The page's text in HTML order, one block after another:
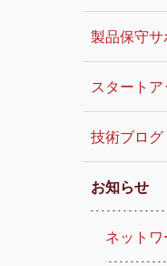
製品保守サ
スタート
技術ブログ
お知らせ
ネット